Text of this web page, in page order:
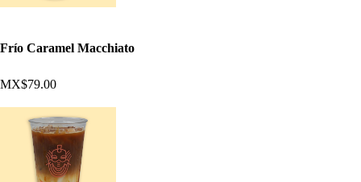
Frío Caramel Macchiato
MX$79.00